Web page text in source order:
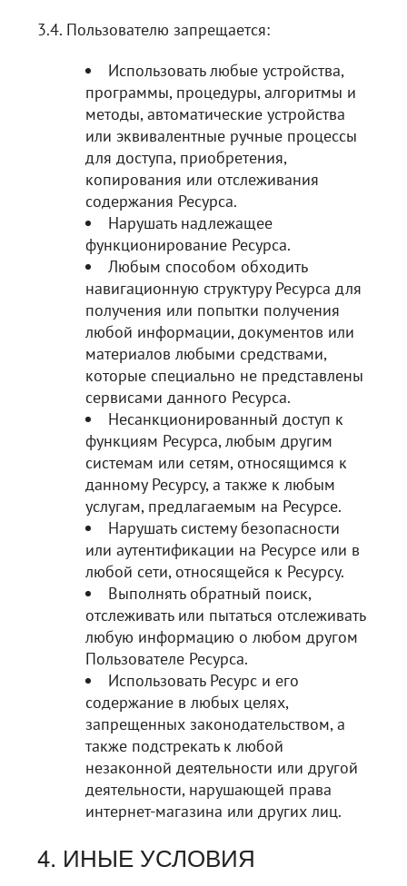
3.4. Пользователю запрещается:
Использовать любые устройства,
программы, процедуры, алгоритмы и
методы, автоматические устройства
или эквивалентные ручные процессы
для доступа, приобретения,
копирования или отслеживания
содержания Ресурса.
Нарушать надлежащее
функционирование Ресурса.
Любым способом обходить
навигационную структуру Ресурса для
получения или попытки получения
любой информации, документов или
материалов любыми средствами,
которые специально не представлены
сервисами данного Ресурса.
Несанкционированный доступ к
функциям Ресурса, любым другим
системам или сетям, относящимся к
данному Ресурсу, а также к любым
услугам, предлагаемым на Ресурсе.
Нарушать систему безопасности
или аутентификации на Ресурсе или в
любой сети, относящейся к Ресурсу.
Выполнять обратный поиск,
отслеживать или пытаться отслеживать
любую информацию о любом другом
Пользователе Ресурса.
Использовать Ресурс и его
содержание в любых целях,
запрещенных законодательством, а
также подстрекать к любой
незаконной деятельности или другой
деятельности, нарушающей права
интернет-магазина или других лиц.
4. ИНЫЕ УСЛОВИЯ